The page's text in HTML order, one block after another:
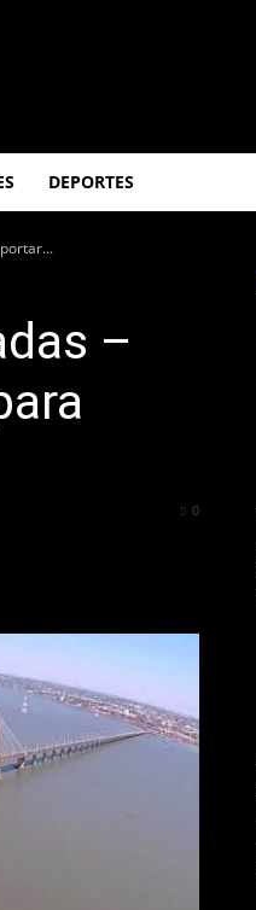
DEPORTES
–
0